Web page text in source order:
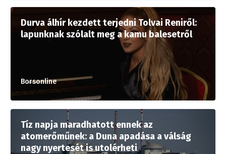
Durva álhír kezdett terjedni Tolvai Reniről:
lapunknak szólalt meg a kamu balesetről
Borsonline
Tíz napja maradhatott ennek az
atomerőműnek: a Duna apadása a válság
nagy nyertesét is utolérheti